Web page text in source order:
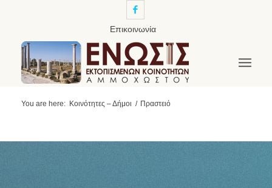
Επικοινωνία
You are here: Κοινότητες – Δήμοι / Πραστειό